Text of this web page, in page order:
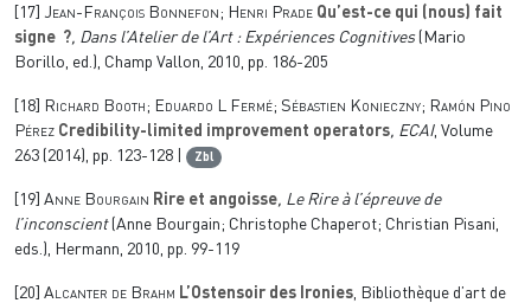
[17] Jean-François Bonnefon; Henri Prade Qu’est-ce qui (nous) fait
signe ?, Dans l’Atelier de l’Art : Expériences Cognitives(Mario
Borillo, ed.), Champ Vallon, 2010, pp. 186-205
[18]
Richard Booth; Eduardo L Fermé; Sébastien Konieczny; Ramón Pino
Pérez Credibility-limited improvement operators, ECAI, Volume
263 (2014), pp. 123-128 | Zbl
[19] Anne Bourgain Rire et angoisse, Le Rire à l’épreuve de
l’inconscient(Anne Bourgain; Christophe Chaperot; Christian Pisani,
eds.), Hermann, 2010, pp. 99-119
[20] Alcanter de Brahm L’Ostensoir des Ironies, Bibliothèque d’art de